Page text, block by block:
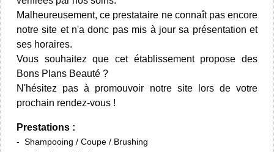
Malheureusement, ce prestataire ne connaît pas encore
notre site et n'a donc pas mis à jour sa présentation et
ses horaires.
Vous souhaitez que cet établissement propose des
Bons Plans Beauté ?
N'hésitez pas à promouvoir notre site lors de votre
prochain rendez-vous !
Prestations :
Shampooing / Coupe / Brushing